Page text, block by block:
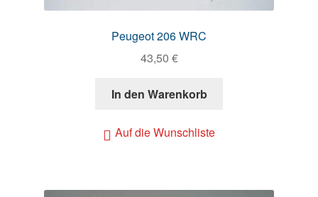
Peugeot 206 WRC
43,50 €
In den Warenkorb
Auf die Wunschliste